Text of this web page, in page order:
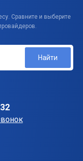
Сравните и выберите
Найти